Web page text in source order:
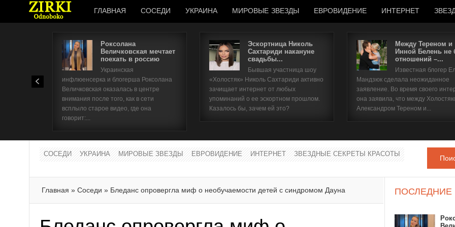
ГЛАВНАЯ СОСЕДИ УКРАИНА МИРОВЫЕ ЗВЕЗДЫ ЕВРОВИДЕНИЕ ИНТЕРНЕТ
Роксолана
Величковская мечтает
поехать в россию
Украинская
инфлюенсерка и блогерша Роксолана
Величковская оказалась в центре
внимания после того, как в сети
всплыло старое видео, где она
говорит:...
Эскортница Николь
Сахтариди накануне
свадьбы...
Бывшая участница шоу
«Холостяк» Николь Сахтариди активно
зачищает интернет от любых
упоминаний о ее эскортном прошлом.
Казалось бы, зачем ей это?
Между Тереном и
Инной Белень не
отношений –...
Известная блогер
Мандзюк сделала неожиданное
заявление. Во время своего
она заявила, что между
Александром Тереном и...
СОСЕДИ УКРАИНА МИРОВЫЕ ЗВЕЗДЫ ЕВРОВИДЕНИЕ ИНТЕРНЕТ ЗВЕЗДНЫЕ СЕКРЕТЫ КРАСОТЫ
Главная » Соседи » Бледанс опровергла миф о необучаемости детей с синдромом Дауна ПОСЛЕДНИЕ
Имя пользователя
Забыли имя пользователя?